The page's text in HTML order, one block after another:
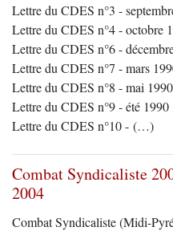
Lettre du CDES n°3 -
Lettre du CDES n°4 - octobre
Lettre du CDES n°6 -
Lettre du CDES n°7 - mars
Lettre du CDES n°8 - mai 1990
Lettre du CDES n°9 - été 1990
Lettre du CDES n°10 - (…)
Combat Syndicaliste
2004
Combat Syndicaliste (Midi-